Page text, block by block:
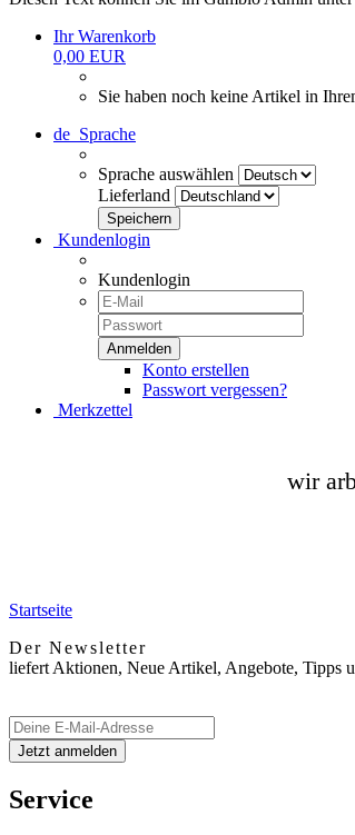
Ihr Warenkorb
0,00 EUR
Sie haben noch keine Artikel in
de Sprache
Sprache auswählen
Lieferland
Kundenlogin
Kundenlogin
Konto erstellen
Passwort vergessen?
Merkzettel
wir
Startseite
Der Newsletter
liefert Aktionen, Neue Artikel, Angebote, Tipps
Service